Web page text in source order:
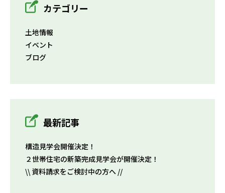
カテゴリー
土地情報
イベント
ブログ
最新記事
構造見学会開催決定！
２世帯住宅の新築完成見学会が開催決定！
\\ 資料請求をご検討中の方へ //